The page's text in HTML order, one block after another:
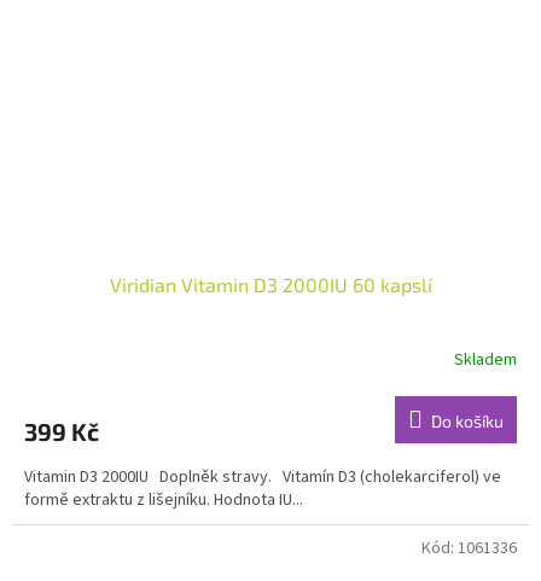
Viridian Vitamin D3 2000IU 60 kapslí
je
z
5
hvězdiček.
Skladem
399 Kč Do košíku
Vitamin D3 2000IU Doplněk stravy. Vitamín D3 (cholekarciferol) ve
formě extraktu z lišejníku. Hodnota IU...
Kód: 1061336